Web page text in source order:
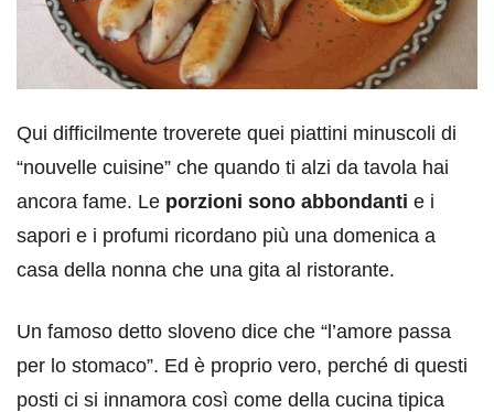
Qui difficilmente troverete quei piattini minuscoli di
“nouvelle cuisine” che quando ti alzi da tavola hai
ancora fame. Le porzioni sono abbondanti e i
sapori e i profumi ricordano più una domenica a
casa della nonna che una gita al ristorante.
Un famoso detto sloveno dice che “l’amore passa
per lo stomaco”. Ed è proprio vero, perché di questi
posti ci si innamora così come della cucina tipica